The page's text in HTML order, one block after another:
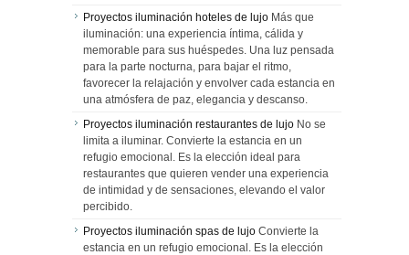
Proyectos iluminación hoteles de lujo Más que
iluminación: una experiencia íntima, cálida y
memorable para sus huéspedes. Una luz pensada
para la parte nocturna, para bajar el ritmo,
favorecer la relajación y envolver cada estancia en
una atmósfera de paz, elegancia y descanso.
Proyectos iluminación restaurantes de lujo No se
limita a iluminar. Convierte la estancia en un
refugio emocional. Es la elección ideal para
restaurantes que quieren vender una experiencia
de intimidad y de sensaciones, elevando el valor
percibido.
Proyectos iluminación spas de lujo Convierte la
estancia en un refugio emocional. Es la elección